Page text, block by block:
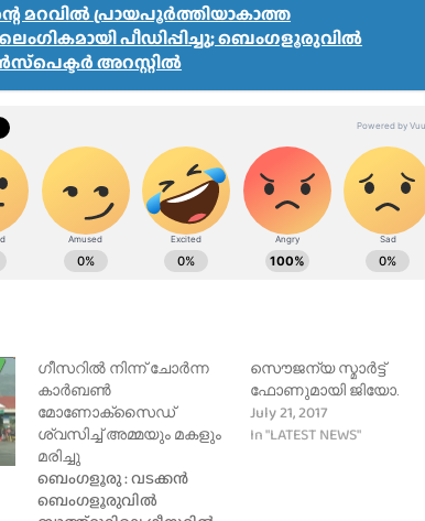
മറവിൽ പ്രായപൂർത്തിയാകാത്ത
പീഡിപ്പിച്ചു; ബെംഗളൂരുവിൽ
അറസ്റ്റിൽ
ഗീസറിൽ നിന്ന് ചോർന്ന
കാർബൺ
മോണോക്‌സൈഡ്
ശ്വസിച്ച് അമ്മയും മകളും
മരിച്ചു
ബെംഗളൂരു : വടക്കൻ
ബെംഗളൂരുവിൽ
സൌജന്യ സ്മാര്‍ട്ട്‌
ഫോണുമായി ജിയോ.
July 21, 2017
In "LATEST NEWS"